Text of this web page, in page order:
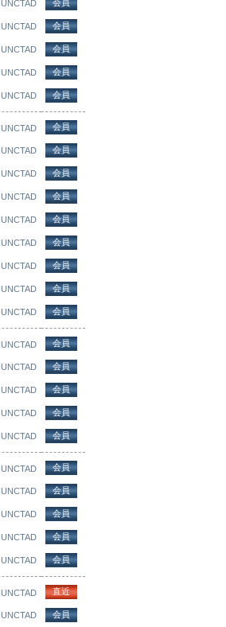
UNCTAD 会員
UNCTAD 会員
UNCTAD 会員
UNCTAD 会員
UNCTAD 会員
UNCTAD 会員
UNCTAD 会員
UNCTAD 会員
UNCTAD 会員
UNCTAD 会員
UNCTAD 会員
UNCTAD 会員
UNCTAD 会員
UNCTAD 会員
UNCTAD 会員
UNCTAD 会員
UNCTAD 会員
UNCTAD 会員
UNCTAD 会員
UNCTAD 会員
UNCTAD 会員
UNCTAD 会員
UNCTAD 会員
UNCTAD 会員
UNCTAD 直近
UNCTAD 会員